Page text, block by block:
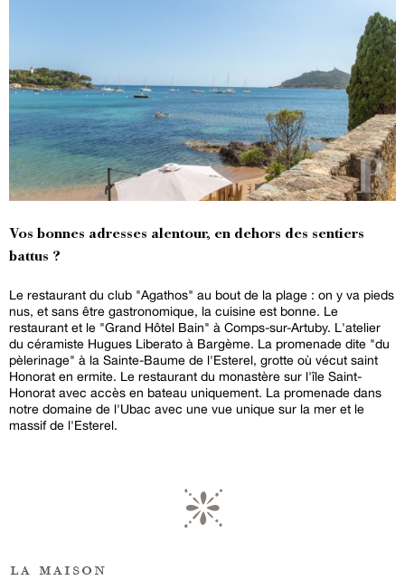
Vos bonnes adresses alentour, en dehors des sentiers
battus ?
Le restaurant du club "Agathos" au bout de la plage : on y va pieds
nus, et sans être gastronomique, la cuisine est bonne. Le
restaurant et le "Grand Hôtel Bain" à Comps-sur-Artuby. L'atelier
du céramiste Hugues Liberato à Bargème. La promenade dite "du
pèlerinage" à la Sainte-Baume de l'Esterel, grotte où vécut saint
Honorat en ermite. Le restaurant du monastère sur l'île Saint-
Honorat avec accès en bateau uniquement. La promenade dans
notre domaine de l'Ubac avec une vue unique sur la mer et le
massif de l'Esterel.
la maison